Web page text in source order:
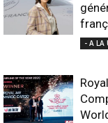
- A LA